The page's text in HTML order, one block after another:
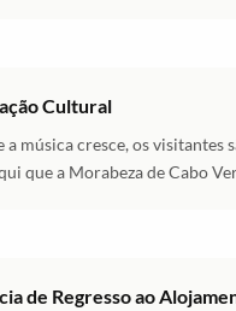
Cultural
a música cresce, os visitantes
que a Morabeza de Cabo
de Regresso ao